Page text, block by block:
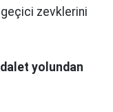
zevklerini
yolundan